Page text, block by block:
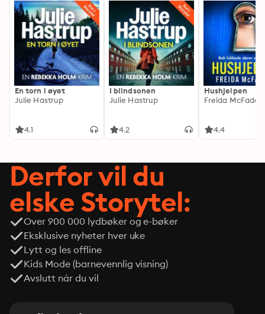
En torn i øyet
Julie Hastrup
4.1
I blindsonen
Julie Hastrup
4.2
Hushjelpen
Freida
4.4
Derfor vil du
elske Storytel:
Over 900 000 lydbøker og e-bøker
Eksklusive nyheter hver uke
Lytt og les offline
Kids Mode (barnevennlig visning)
Avslutt når du vil